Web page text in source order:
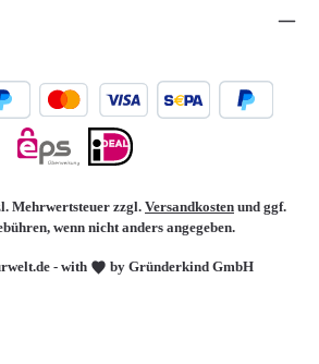
- with by Gründerkind GmbH
Mehrwertsteuer zzgl. Versandkosten und ggf.
wenn nicht anders angegeben.